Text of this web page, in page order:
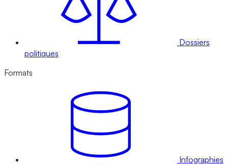
Dossiers
politiques
Formats
Infographies